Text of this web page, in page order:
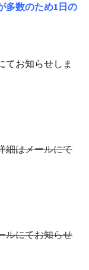
多数のため1日の
お知らせしま
細はメールにて
ルにてお知らせ